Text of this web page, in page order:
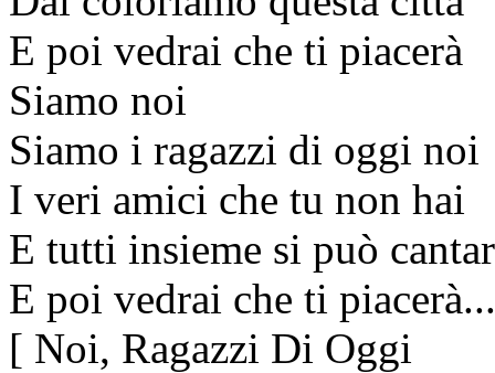
E poi vedrai che ti piacerà
Siamo noi
Siamo i ragazzi di oggi noi
I veri amici che tu non hai
E tutti insieme si può
E poi vedrai che ti piacerà...
[ Noi, Ragazzi Di Oggi